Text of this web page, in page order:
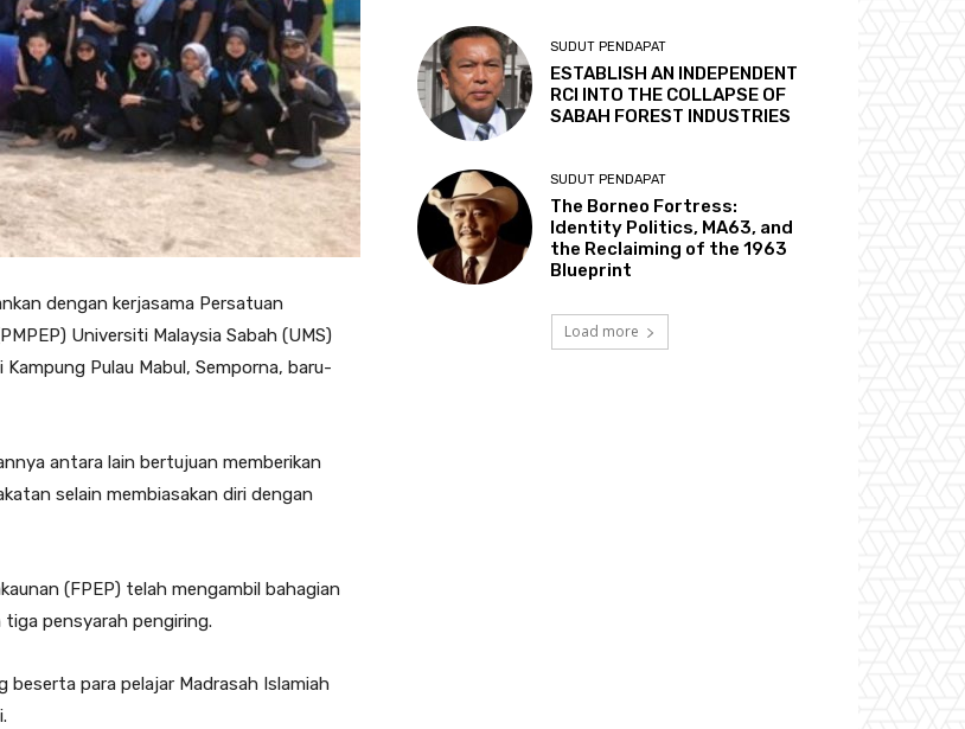
dengan kerjasama Persatuan
Universiti Malaysia Sabah (UMS)
Pulau Mabul, Semporna, baru-
antara lain bertujuan memberikan
selain membiasakan diri dengan
(FPEP) telah mengambil bahagian
pensyarah pengiring.
beserta para pelajar Madrasah Islamiah
SUDUT PENDAPAT
ESTABLISH AN INDEPENDENT
RCI INTO THE COLLAPSE OF
SABAH FOREST INDUSTRIES
SUDUT PENDAPAT
The Borneo Fortress:
Identity Politics, MA63, and
the Reclaiming of the 1963
Blueprint
Load more